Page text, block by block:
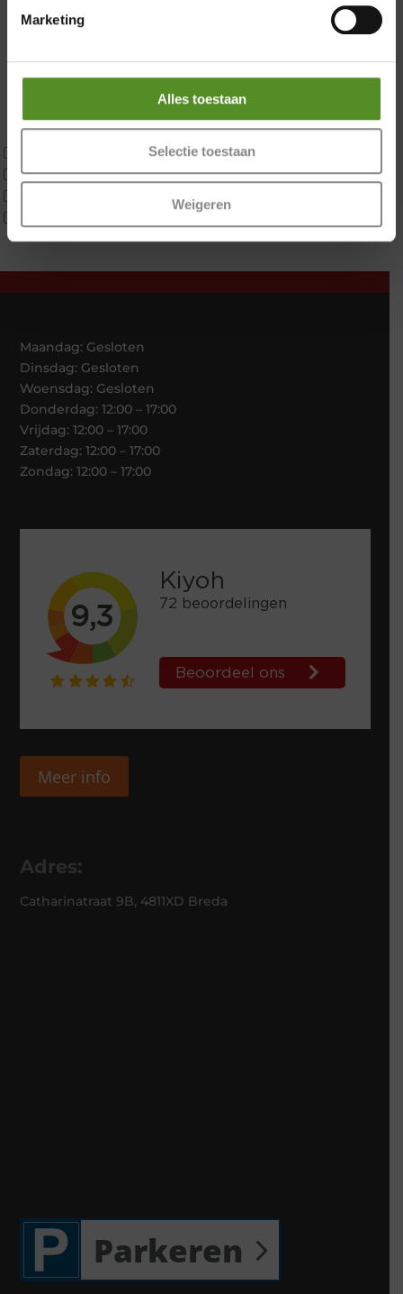
Marketing
Alles toestaan
Selectie toestaan
Weigeren
2 personen split
Materiaal
Traagschuim
Tweepersoons 1 kern
Tweepersoons 1 kern product
Tweepersoons 2 kernen
Maandag: Gesloten
Dinsdag: Gesloten
Woensdag: Gesloten
Donderdag: 12:00 – 17:00
Vrijdag: 12:00 – 17:00
Zaterdag: 12:00 – 17:00
Zondag: 12:00 – 17:00
Meer info
Adres:
Catharinatraat 9B, 4811XD Breda
Parkeren